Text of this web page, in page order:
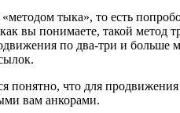
тыка», то есть
вы понимаете, такой метод
по два-три и больше
понятно, что для
вам анкорами.